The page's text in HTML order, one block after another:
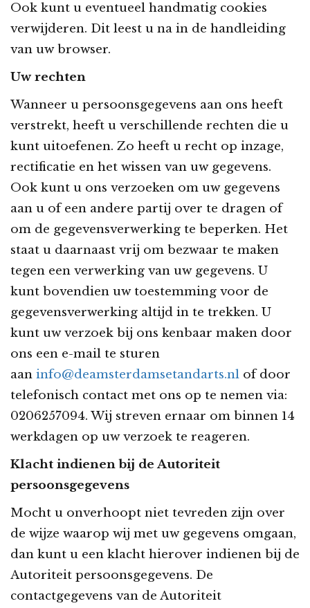
Ook kunt u eventueel handmatig cookies
verwijderen. Dit leest u na in de handleiding
van uw browser.
Uw rechten
Wanneer u persoonsgegevens aan ons heeft
verstrekt, heeft u verschillende rechten die u
kunt uitoefenen. Zo heeft u recht op inzage,
rectificatie en het wissen van uw gegevens.
Ook kunt u ons verzoeken om uw gegevens
aan u of een andere partij over te dragen of
om de gegevensverwerking te beperken. Het
staat u daarnaast vrij om bezwaar te maken
tegen een verwerking van uw gegevens. U
kunt bovendien uw toestemming voor de
gegevensverwerking altijd in te trekken. U
kunt uw verzoek bij ons kenbaar maken door
ons een e-mail te sturen
aan info@deamsterdamsetandarts.nl of door
telefonisch contact met ons op te nemen via:
0206257094. Wij streven ernaar om binnen 14
werkdagen op uw verzoek te reageren.
Klacht indienen bij de Autoriteit
persoonsgegevens
Mocht u onverhoopt niet tevreden zijn over
de wijze waarop wij met uw gegevens omgaan,
dan kunt u een klacht hierover indienen bij de
Autoriteit persoonsgegevens. De
contactgegevens van de Autoriteit